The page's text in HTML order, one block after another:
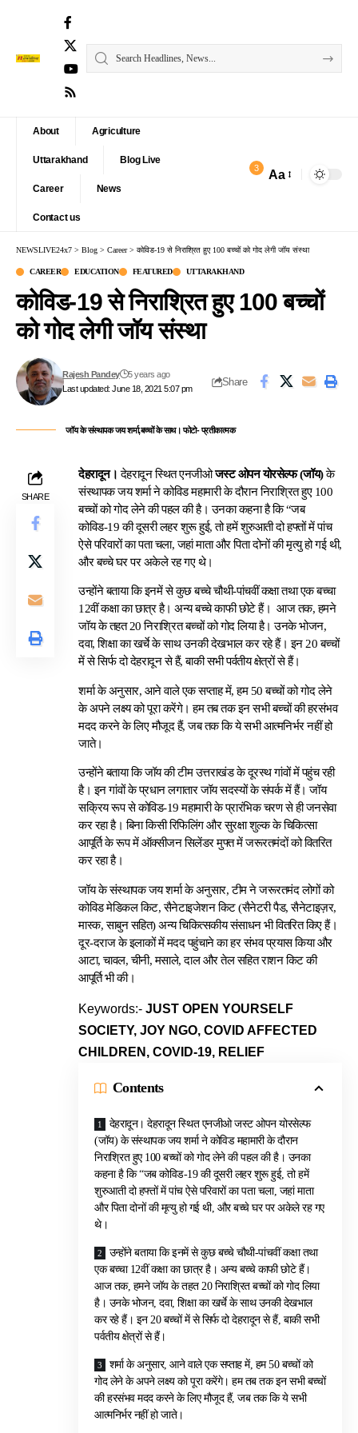
About Agriculture
Uttarakhand Blog Live
Career News
Contact us
3 Aa
NEWSLIVE24x7 > Blog > Career> कोविड-19 से निराश्रित हुए 100 बच्चों को गोद लेगी जॉय संस्था
CAREER EDUCATION FEATURED UTTARAKHAND
कोविड-19 से निराश्रित हुए 100 बच्चों
को गोद लेगी जॉय संस्था
Last updated: June 18, 2021 5:07 pm
Rajesh Pandey 5 years ago
Share
जॉय के संस्थापक जय शर्मा,बच्चों के साथ। फोटो- प्रतीकात्मक
SHARE
देहरादून।देहरादून स्थित एनजीओजस्ट ओपन योरसेल्फ (जॉय)के
संस्थापक जय शर्मा ने कोविड महामारी के दौरान निराश्रित हुए 100
बच्चों को गोद लेने की पहल की है। उनका कहना है कि “जब
कोविड-19 की दूसरी लहर शुरू हुई, तो हमें शुरुआती दो हफ्तों में पांच
ऐसे परिवारों का पता चला, जहां माता और पिता दोनों की मृत्यु हो गई थी,
और बच्चे घर पर अकेले रह गए थे।
उन्होंने बताया कि इनमें से कुछ बच्चे चौथी-पांचवीं कक्षा तथा एक बच्चा
12वीं कक्षा का छात्र है। अन्य बच्चे काफी छोटे हैं। आज तक, हमने
जॉय के तहत 20 निराश्रित बच्चों को गोद लिया है। उनके भोजन,
दवा, शिक्षा का खर्चे के साथ उनकी देखभाल कर रहे हैं। इन 20 बच्चों
में से सिर्फ दो देहरादून से हैं, बाकी सभी पर्वतीय क्षेत्रों से हैं।
शर्मा के अनुसार, आने वाले एक सप्ताह में, हम 50 बच्चों को गोद लेने
के अपने लक्ष्य को पूरा करेंगे। हम तब तक इन सभी बच्चों की हरसंभव
मदद करने के लिए मौजूद हैं, जब तक कि ये सभी आत्मनिर्भर नहीं हो
जाते।
उन्होंने बताया कि जॉय की टीम उत्तराखंड के दूरस्थ गांवों में पहुंच रही
है। इन गांवों के प्रधान लगातार जॉय सदस्यों के संपर्क में हैं। जॉय
सक्रिय रूप से कोविड-19 महामारी के प्रारंभिक चरण से ही जनसेवा
कर रहा है। बिना किसी रिफिलिंग और सुरक्षा शुल्क के चिकित्सा
आपूर्ति के रूप में ऑक्सीजन सिलेंडर मुफ्त में जरूरतमंदों को वितरित
कर रहा है।
जॉय के संस्थापक जय शर्मा के अनुसार, टीम ने जरूरतमंद लोगों को
कोविड मेडिकल किट, सैनेटाइजेशन किट (सैनेटरी पैड, सैनेटाइज़र,
मास्क, साबुन सहित) अन्य चिकित्सकीय संसाधन भी वितरित किए हैं।
दूर-दराज के इलाकों में मदद पहुंचाने का हर संभव प्रयास किया और
आटा, चावल, चीनी, मसाले, दाल और तेल सहित राशन किट की
आपूर्ति भी की।
Keywords:- JUST OPEN YOURSELF
SOCIETY, JOY NGO, COVID AFFECTED
CHILDREN, COVID-19, RELIEF
Contents
देहरादून। देहरादून स्थित एनजीओ जस्ट ओपन योरसेल्फ
(जॉय) के संस्थापक जय शर्मा ने कोविड महामारी के दौरान
निराश्रित हुए 100 बच्चों को गोद लेने की पहल की है। उनका
कहना है कि “जब कोविड-19 की दूसरी लहर शुरू हुई, तो हमें
शुरुआती दो हफ्तों में पांच ऐसे परिवारों का पता चला, जहां माता
और पिता दोनों की मृत्यु हो गई थी, और बच्चे घर पर अकेले रह गए
थे।
उन्होंने बताया कि इनमें से कुछ बच्चे चौथी-पांचवीं कक्षा तथा
एक बच्चा 12वीं कक्षा का छात्र है। अन्य बच्चे काफी छोटे हैं।
आज तक, हमने जॉय के तहत 20 निराश्रित बच्चों को गोद लिया
है। उनके भोजन, दवा, शिक्षा का खर्चे के साथ उनकी देखभाल
कर रहे हैं। इन 20 बच्चों में से सिर्फ दो देहरादून से हैं, बाकी सभी
पर्वतीय क्षेत्रों से हैं।
शर्मा के अनुसार, आने वाले एक सप्ताह में, हम 50 बच्चों को
गोद लेने के अपने लक्ष्य को पूरा करेंगे। हम तब तक इन सभी बच्चों
की हरसंभव मदद करने के लिए मौजूद हैं, जब तक कि ये सभी
आत्मनिर्भर नहीं हो जाते।